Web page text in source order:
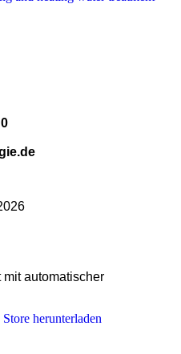
automatischer